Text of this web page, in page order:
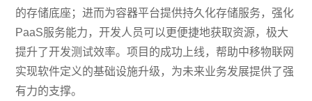
的存储底座；进而为容器平台提供持久化存储服务，强化
PaaS服务能力，开发人员可以更便捷地获取资源，极大
提升了开发测试效率。项目的成功上线，帮助中移物联网
实现软件定义的基础设施升级，为未来业务发展提供了强
有力的支撑。